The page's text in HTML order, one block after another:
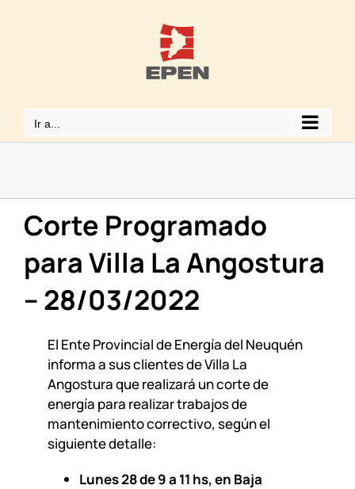
Ir a...
Corte Programado
para Villa La Angostura
– 28/03/2022
El Ente Provincial de Energía del Neuquén
informa a sus clientes de Villa La
Angostura que realizará un corte de
energía para realizar trabajos de
mantenimiento correctivo, según el
siguiente detalle:
Lunes 28 de 9 a 11 hs, en Baja